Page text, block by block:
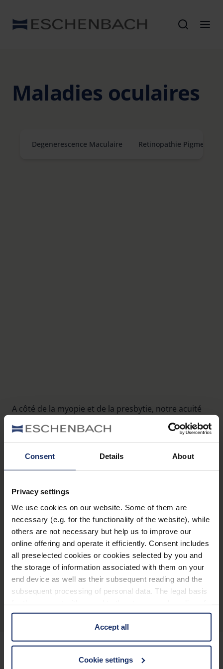
Consent Details About
Privacy settings
We use cookies on our website. Some of them are
necessary (e.g. for the functionality of the website), while
others are not necessary but help us to improve our
online offering and operate it efficiently. Consent includes
all preselected cookies or cookies selected by you and
the storage of information associated with them on your
end device as well as their subsequent reading and the
subsequent processing of personal data. The legal basis
information is Art. 25 para. 1 TDDDG and with regard to
the processing of personal data Art. 6 para. 1 lit. a
GDPR. We also use cookies from third-party providers.
cases, the consent in these cases the transfer of data to
Accept all
Cookie settings
Maladies oculaires
Degenerescence Maculaire Retinopathie
A côté de la myopie et de la presbytie, notre acuité
visuelle peut aussi être limitée par différentes
maladies oculaires. Le plus souvent, elles causent
visuelles spéciales peuvent être une aide importante
Découvrez-en davantage sur les différentes
maladies oculaires et comment les reconnaître
grâce à notre diaporama. Vous y verrez comment la
vision évolue au fur et à mesure que la maladie
progresse.
Opticiens spécialisés